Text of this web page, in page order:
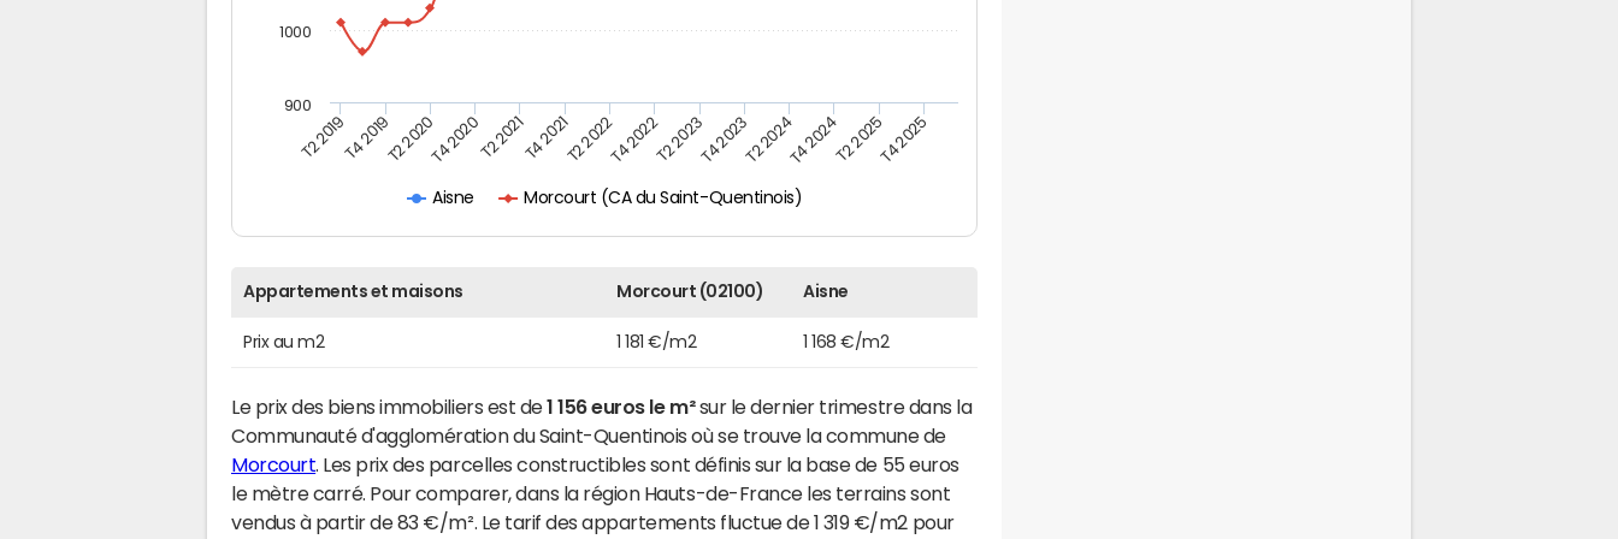
Aisne Morcourt (CA du Saint-Quentinois)
T2 2019T4 2019T2 2020T4 2020T2 2021T4 2021T2 2022T4 2022T2 2023T4 2023T2 2024T4 2024T2 2025T4 2025
1000
900
Appartements et maisons Morcourt (02100) Aisne
Prix au m2 1 181 €/m2 1 168 €/m2
Le prix des biens immobiliers est de1 156 euros le m²sur le dernier trimestre dans la
Communauté d'agglomération du Saint-Quentinois où se trouve la commune de
Morcourt . Les prix des parcelles constructibles sont définis sur la base de 55 euros
le mètre carré. Pour comparer, dans la région Hauts-de-France les terrains sont
vendus à partir de 83 €/m². Le tarif des appartements fluctue de 1 319 €/m2 pour